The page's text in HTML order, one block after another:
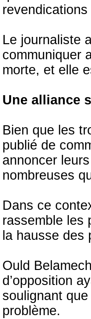
revendications
Le journaliste
communiquer
morte, et elle
Une alliance
Bien que les
publié de
annoncer
nombreuses
Dans ce
rassemble les
la hausse
Ould
d’opposition
soulignant
problème.